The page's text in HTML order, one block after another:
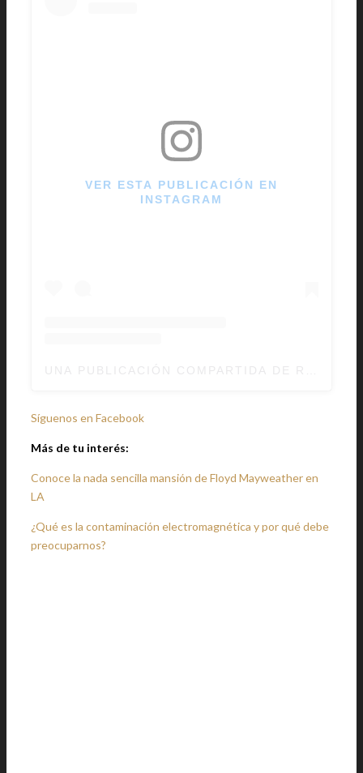
VER ESTA PUBLICACIÓN EN
INSTAGRAM
Síguenos en Facebook
Más de tu interés:
Conoce la nada sencilla mansión de Floyd Mayweather en
LA
¿Qué es la contaminación electromagnética y por qué debe
preocuparnos?